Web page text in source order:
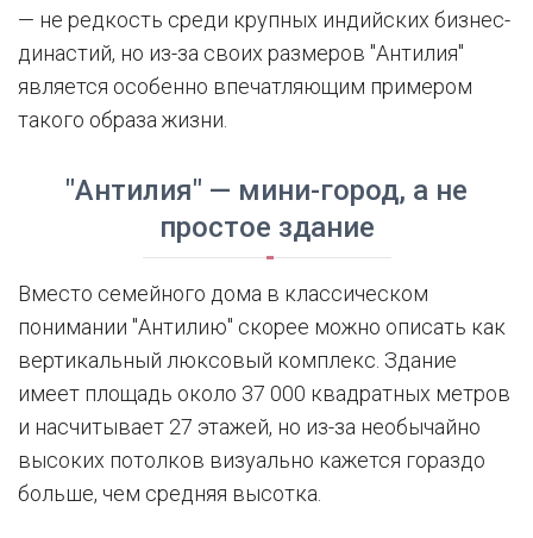
— не редкость среди крупных индийских бизнес-
династий, но из-за своих размеров "Антилия"
является особенно впечатляющим примером
такого образа жизни.
"Антилия" — мини-город, а не
простое здание
Вместо семейного дома в классическом
понимании "Антилию" скорее можно описать как
вертикальный люксовый комплекс. Здание
имеет площадь около 37 000 квадратных метров
и насчитывает 27 этажей, но из-за необычайно
высоких потолков визуально кажется гораздо
больше, чем средняя высотка.